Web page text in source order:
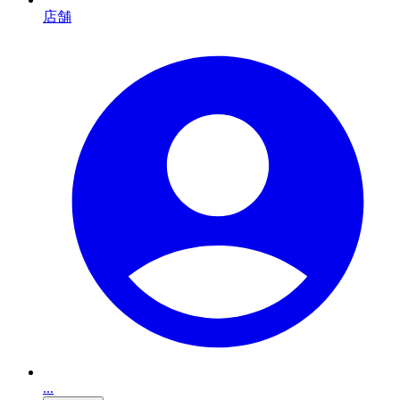
店舗
...